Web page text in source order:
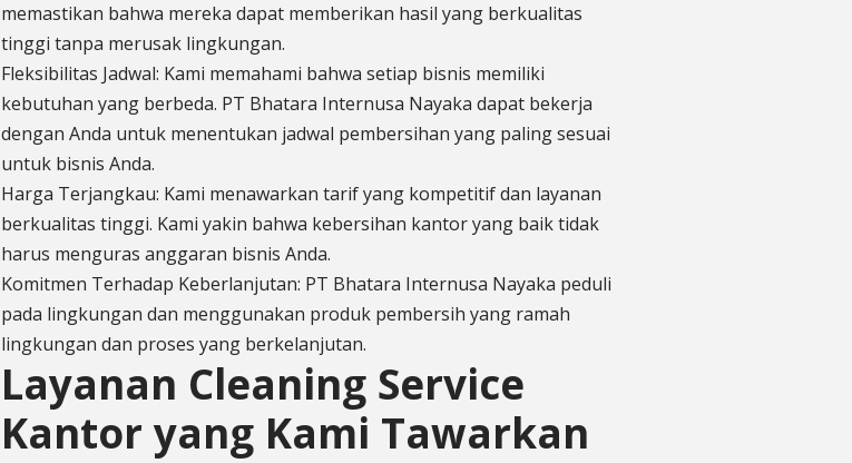
memastikan bahwa mereka dapat memberikan hasil yang berkualitas
tinggi tanpa merusak lingkungan.
Fleksibilitas Jadwal: Kami memahami bahwa setiap bisnis memiliki
kebutuhan yang berbeda. PT Bhatara Internusa Nayaka dapat bekerja
dengan Anda untuk menentukan jadwal pembersihan yang paling sesuai
untuk bisnis Anda.
Harga Terjangkau: Kami menawarkan tarif yang kompetitif dan layanan
berkualitas tinggi. Kami yakin bahwa kebersihan kantor yang baik tidak
harus menguras anggaran bisnis Anda.
Komitmen Terhadap Keberlanjutan: PT Bhatara Internusa Nayaka peduli
pada lingkungan dan menggunakan produk pembersih yang ramah
lingkungan dan proses yang berkelanjutan.
Layanan Cleaning Service
Kantor yang Kami Tawarkan